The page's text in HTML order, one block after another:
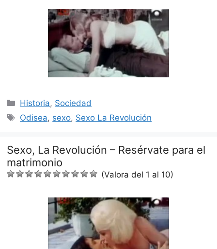
Categorías
Historia, Sociedad
Etiquetas
Odisea, sexo, Sexo La Revolución
Sexo, La Revolución – Resérvate para el
matrimonio
(Valora del 1 al 10)